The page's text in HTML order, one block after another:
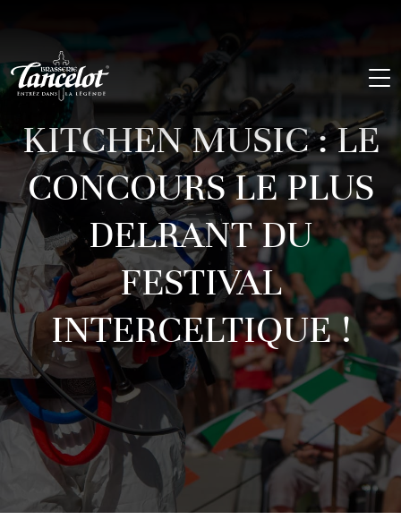
KITCHEN MUSIC : LE
CONCOURS LE PLUS
DELRANT DU
FESTIVAL
INTERCELTIQUE !